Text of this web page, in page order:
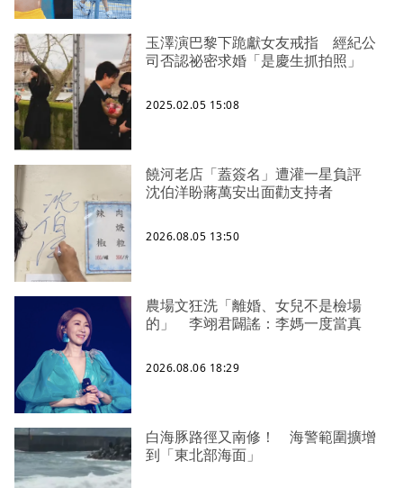
玉澤演巴黎下跪獻女友戒指 經紀公
司否認祕密求婚「是慶生抓拍照」
2025.02.05 15:08
饒河老店「蓋簽名」遭灌一星負評
沈伯洋盼蔣萬安出面勸支持者
2026.08.05 13:50
農場文狂洗「離婚、女兒不是檢場
的」 李翊君闢謠：李媽一度當真
2026.08.06 18:29
白海豚路徑又南修！ 海警範圍擴增
到「東北部海面」